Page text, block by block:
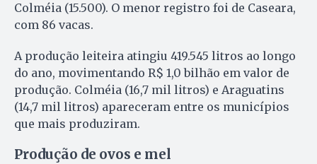
Colméia (15.500). O menor registro foi de Caseara,
com 86 vacas.
A produção leiteira atingiu 419.545 litros ao longo
do ano, movimentando R$ 1,0 bilhão em valor de
produção. Colméia (16,7 mil litros) e Araguatins
(14,7 mil litros) apareceram entre os municípios
que mais produziram.
Produção de ovos e mel